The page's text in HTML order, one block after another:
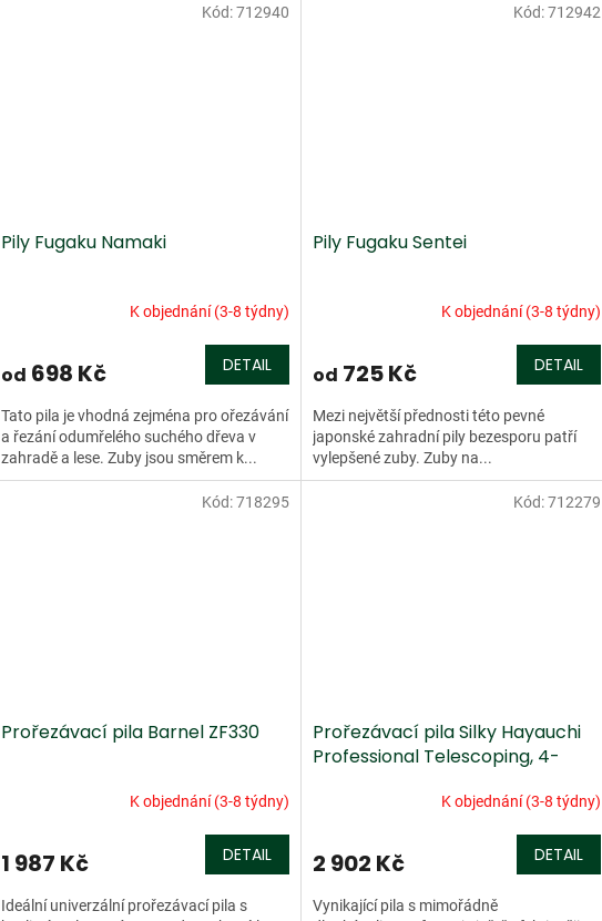
Pily Fugaku Namaki
K objednání (3-8 týdny)
od 698 Kč DETAIL
Tato pila je vhodná zejména pro ořezávání
a řezání odumřelého suchého dřeva v
zahradě a lese. Zuby jsou směrem k...
Kód:712940
Pily Fugaku Sentei
K objednání (3-8 týdny)
od 725 Kč DETAIL
Mezi největší přednosti této pevné
japonské zahradní pily bezesporu patří
vylepšené zuby. Zuby na...
Kód:712942
Prořezávací pila Barnel ZF330
K objednání (3-8 týdny)
1 987 Kč DETAIL
Ideální univerzální prořezávací pila s
Kód:718295
Prořezávací pila Silky Hayauchi
Professional Telescoping, 4-
K objednání (3-8 týdny)
2 902 Kč DETAIL
Vynikající pila s mimořádně
Kód:712279